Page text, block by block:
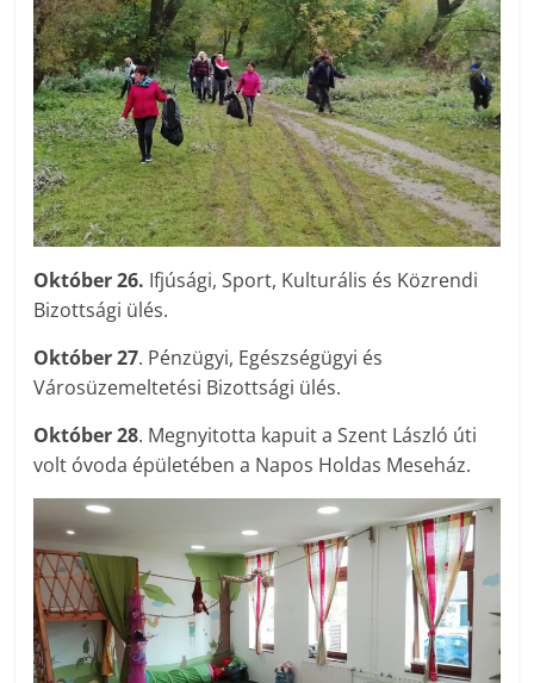
Október 26. Ifjúsági, Sport, Kulturális és Közrendi
Bizottsági ülés.
Október 27. Pénzügyi, Egészségügyi és
Városüzemeltetési Bizottsági ülés.
Október 28. Megnyitotta kapuit a Szent László úti
volt óvoda épületében a Napos Holdas Meseház.